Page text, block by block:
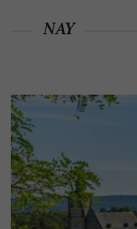
NAY